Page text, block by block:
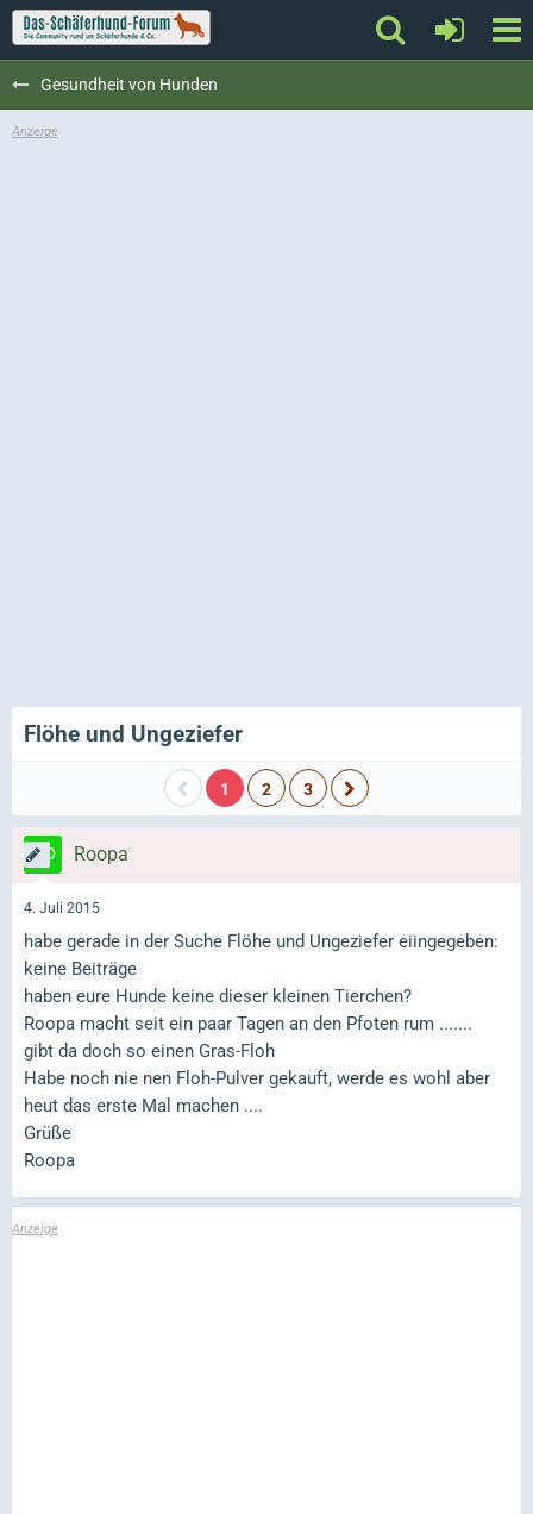
Gesundheit von Hunden
Flöhe und Ungeziefer
1 2 3
Roopa
4. Juli 2015
habe gerade in der Suche Flöhe und Ungeziefer eiingegeben:
keine Beiträge
haben eure Hunde keine dieser kleinen Tierchen?
Roopa macht seit ein paar Tagen an den Pfoten rum .......
gibt da doch so einen Gras-Floh
Habe noch nie nen Floh-Pulver gekauft, werde es wohl aber
heut das erste Mal machen ....
Grüße
Roopa